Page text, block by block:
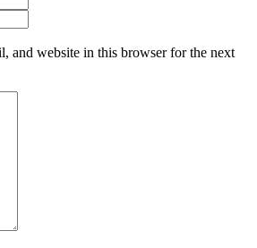
and website in this browser for the next